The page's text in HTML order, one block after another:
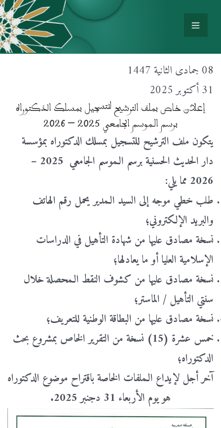
08 جمادى الثانية 1447
31 أكتوبر 2025
إعلان خاص بملف الترشيح للتسجيل بمسلك الدكتوراه
برسم الـموسم الجامعي 2025 – 2026
يتكون ملف الترشيح للتسجيل بمسلك الدكتوراه بمؤسسة
دار الحديث الحسنية برسم الـموسم الجامعي 2025 –
2026 مما يلي:
طلب خطي موجه إلى السيد الـمدير يحمل رقم الهاتف
والبريد الإلكتروني؛
نسخة مصادق عليها من شهادة التأهيل في الدراسات
الإسلامية العليا أو مايعادلها؛
نسخة مصادق عليها من كشوف النقط الـمحصلة خلال
سنتي التأهيل / الماستر؛
نسخة مصادق عليها من البطاقة الوطنية للتعريف؛
خمس عشرة (15) نسخة من التقرير الخاص بمشروع بحث
الدكتوراه؛
آخر أجل لإيداع الـملفات الخاصة باقتراح موضوع الدكتوراه
هو يوم الأربعاء 31 دجنبر 2025.